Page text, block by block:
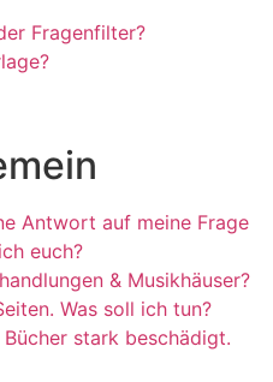
Fragenfilter?
Antwort auf meine Frage
euch?
& Musikhäuser?
Was soll ich tun?
stark beschädigt.